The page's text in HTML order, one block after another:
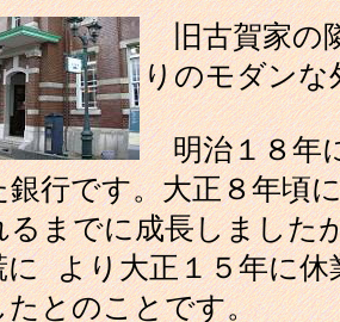
旧古賀家の
りのモダンな
明治１８年
銀行です。大正８年頃
るまでに成長しました
に より大正１５年に
たとのことです。